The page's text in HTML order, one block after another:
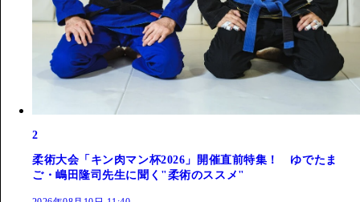
2
柔術大会「キン肉マン杯2026」開催直前特集！ ゆでたま
ご・嶋田隆司先生に聞く"柔術のススメ"